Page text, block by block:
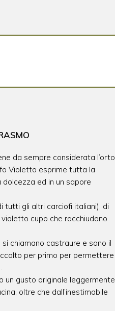
da sempre considerata l’orto
Violetto esprime tutta la
ed in un sapore
tutti gli altri carciofi italiani), di
cupo che racchiudono
si chiamano castraure e sono il
per primo per permettere
un gusto originale leggermente
oltre che dall’inestimabile